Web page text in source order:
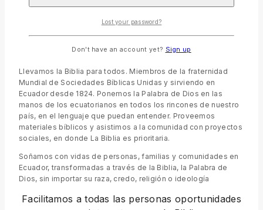
Tienda Bíblica Ecuador
TIENDA DE BIBLIAS EN ECUADOR
Llevando la Palabra de Dios a todo el Ecuador
Llevamos la Biblia para todos. Miembros de la fraternidad
Mundial de Sociedades Bíblicas Unidas y sirviendo en
Ecuador desde 1824. Ponemos la Palabra de Dios en las
manos de los ecuatorianos en todos los rincones de nuestro
país, en el lenguaje que puedan entender. Proveemos
materiales bíblicos y asistimos a la comunidad con proyectos
sociales, en donde La Biblia es prioritaria.
Soñamos con vidas de personas, familias y comunidades en
Ecuador, transformadas a través de la Biblia, la Palabra de
Dios, sin importar su raza, credo, religión o ideología
Facilitamos a todas las personas oportunidades
Lost your password?
Don't have an account yet? Sign up